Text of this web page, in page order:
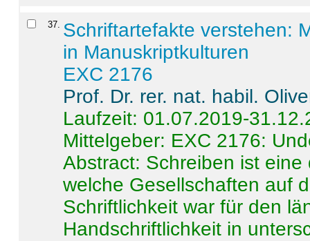
37. Schriftartefakte verstehen:
in Manuskriptkulturen
EXC 2176
Prof. Dr. rer. nat. habil.
Laufzeit: 01.07.2019-
Mittelgeber: EXC 2176:
Abstract: Schreiben ist
welche Gesellschaften auf
Schriftlichkeit war für den
Handschriftlichkeit in